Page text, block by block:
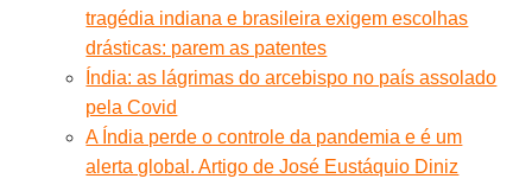
tragédia indiana e brasileira exigem escolhas
drásticas: parem as patentes
Índia: as lágrimas do arcebispo no país assolado
pela Covid
A Índia perde o controle da pandemia e é um
alerta global. Artigo de José Eustáquio Diniz